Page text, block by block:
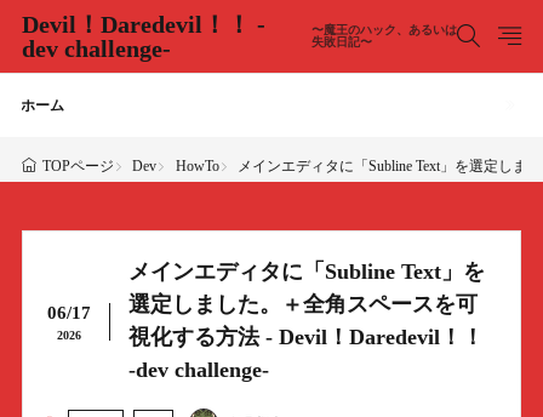
Devil！Daredevil！！ -
dev challenge-
〜魔王のハック、あるいは
失敗日記〜
ホーム
TOPページ Dev HowTo メインエディタに「Subline Text」を選定しま
06/17
2026
メインエディタに「Subline Text」を
選定しました。＋全角スペースを可
視化する方法 - Devil！Daredevil！！
-dev challenge-